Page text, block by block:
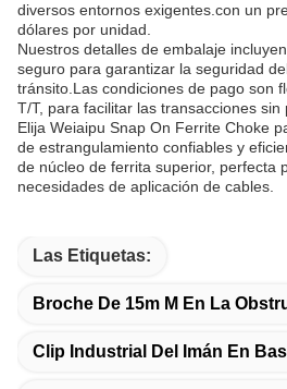
diversos entornos exigentes.con un
dólares por unidad.
Nuestros detalles de embalaje
seguro para garantizar la seguridad
tránsito.Las condiciones de pago son
T/T, para facilitar las transacciones sin
Elija Weiaipu Snap On Ferrite Choke
de estrangulamiento confiables y
de núcleo de ferrita superior, perfecta
necesidades de aplicación de cables.
Las Etiquetas:
Broche De 15m M En La
Clip Industrial Del Imán En